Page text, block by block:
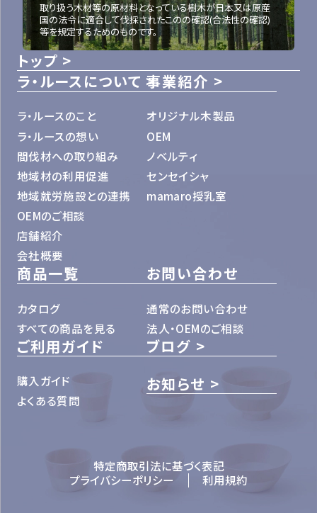
トップ
ラ・ルースについて
ラ・ルースのこと
ラ・ルースの想い
間伐材への取り組み
地域材の利用促進
地域就労施設との連携
OEMのご相談
店舗紹介
会社概要
事業紹介
オリジナル木製品
OEM
ノベルティ
センセイシャ
mamaro授乳室
商品一覧
カタログ
すべての商品を見る
お問い合わせ
通常のお問い合わせ
法人・OEMのご相談
ご利用ガイド
購入ガイド
よくある質問
ブログ
お知らせ
取り扱う木材等の原材料となっている樹木が日本又は原産
国の法令に適合して伐採されたこのの確認(合法性の確認)
等を規定するためのものです。
特定商取引法に基づく表記
プライバシーポリシー
利用規約